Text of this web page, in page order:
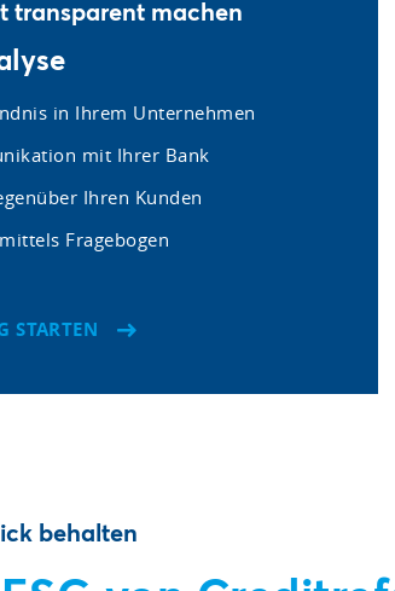
transparent machen
in Ihrem Unternehmen
mit Ihrer Bank
Ihren Kunden
Fragebogen
STARTEN
behalten